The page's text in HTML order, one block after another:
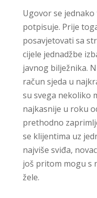
Ugovor se
potpisuje. Prije
posavjetovati sa
cijele jednadžbe
javnog bilježnika.
račun sjeda u
su svega nekoliko
najkasnije u roku
prethodno
se klijentima uz
najviše sviđa,
još pritom mogu s
žele.